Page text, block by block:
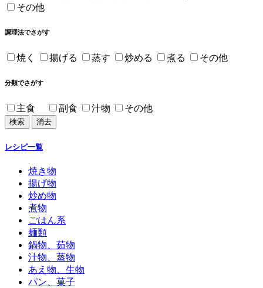
その他
調理法でさがす
焼く 揚げる 蒸す 炒める 煮る その他
分類でさがす
主食 副食 汁物 その他
レシピ一覧
焼き物
揚げ物
炒め物
煮物
ごはん系
麺類
鍋物、茹物
汁物、蒸物
あえ物、生物
パン、菓子